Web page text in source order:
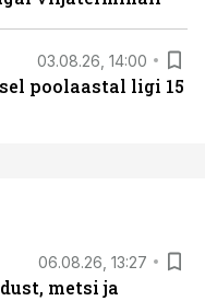
03.08.26, 14:00
poolaastal ligi 15
06.08.26, 13:27
metsi ja